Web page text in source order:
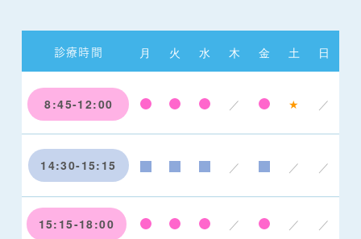
診療時間 月 火 水 木 金 土 日
8:45-12:00 ／ ★ ／
14:30-15:15 ／ ／ ／
15:15-18:00 ／ ／ ／